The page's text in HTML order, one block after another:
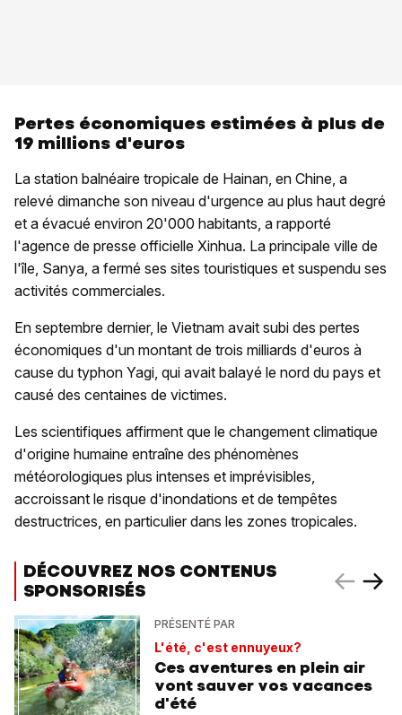
Pertes économiques estimées à plus de
19 millions d'euros
La station balnéaire tropicale de Hainan, en Chine, a
relevé dimanche son niveau d'urgence au plus haut degré
et a évacué environ 20'000 habitants, a rapporté
l'agence de presse officielle Xinhua. La principale ville de
l'île, Sanya, a fermé ses sites touristiques et suspendu ses
activités commerciales.
En septembre dernier, le Vietnam avait subi des pertes
économiques d'un montant de trois milliards d'euros à
cause du typhon Yagi, qui avait balayé le nord du pays et
causé des centaines de victimes.
Les scientifiques affirment que le changement climatique
d'origine humaine entraîne des phénomènes
météorologiques plus intenses et imprévisibles,
accroissant le risque d'inondations et de tempêtes
destructrices, en particulier dans les zones tropicales.
DÉCOUVREZ NOS CONTENUS
SPONSORISÉS
PRÉSENTÉ PAR
L'été, c'est ennuyeux?
Ces aventures en plein air
vont sauver vos vacances
d'été